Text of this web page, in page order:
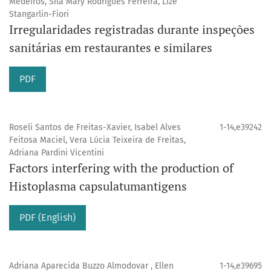
Stangarlin-Fiori
Irregularidades registradas durante inspeções
sanitárias em restaurantes e similares
PDF
Roseli Santos de Freitas-Xavier, Isabel Alves
Feitosa Maciel, Vera Lúcia Teixeira de Freitas,
Adriana Pardini Vicentini
1-14,e39242
Factors interfering with the production of
Histoplasma capsulatumantigens
PDF (English)
Adriana Aparecida Buzzo Almodovar , Ellen 1-14,e39695